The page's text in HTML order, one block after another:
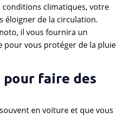
conditions climatiques, votre
éloigner de la circulation.
il vous fournira un
pour vous protéger de la pluie
pour faire des
en voiture et que vous